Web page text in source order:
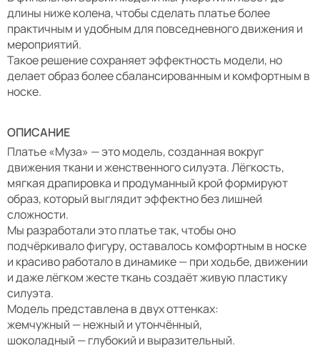
длины ниже колена, чтобы сделать платье более
практичным и удобным для повседневного движения и
мероприятий.
Такое решение сохраняет эффектность модели, но
делает образ более сбалансированным и комфортным в
носке.
ОПИСАНИЕ
Платье «Муза» — это модель, созданная вокруг
движения ткани и женственного силуэта. Лёгкость,
мягкая драпировка и продуманный крой формируют
образ, который выглядит эффектно без лишней
сложности.
Мы разработали это платье так, чтобы оно
подчёркивало фигуру, оставалось комфортным в носке
и красиво работало в динамике — при ходьбе, движении
и даже лёгком жесте ткань создаёт живую пластику
силуэта.
Модель представлена в двух оттенках:
жемчужный — нежный и утончённый,
шоколадный — глубокий и выразительный.